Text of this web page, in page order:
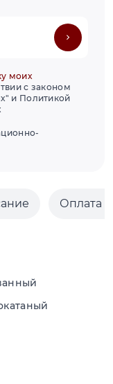
моих
с законом
и Политикой
Оплата